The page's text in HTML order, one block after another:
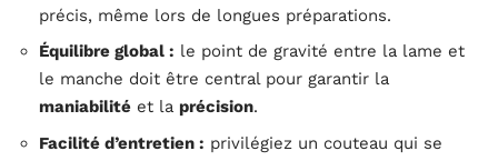
précis, même lors de longues préparations.
Équilibre global : le point de gravité entre la lame et
le manche doit être central pour garantir la
maniabilité et la précision.
Facilité d’entretien : privilégiez un couteau qui se